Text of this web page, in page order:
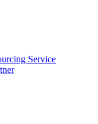
Service